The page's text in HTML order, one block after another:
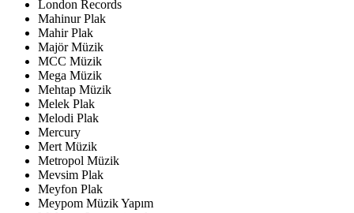
London Records
Mahinur Plak
Mahir Plak
Majör Müzik
MCC Müzik
Mega Müzik
Mehtap Müzik
Melek Plak
Melodi Plak
Mercury
Mert Müzik
Metropol Müzik
Mevsim Plak
Meyfon Plak
Meypom Müzik Yapım